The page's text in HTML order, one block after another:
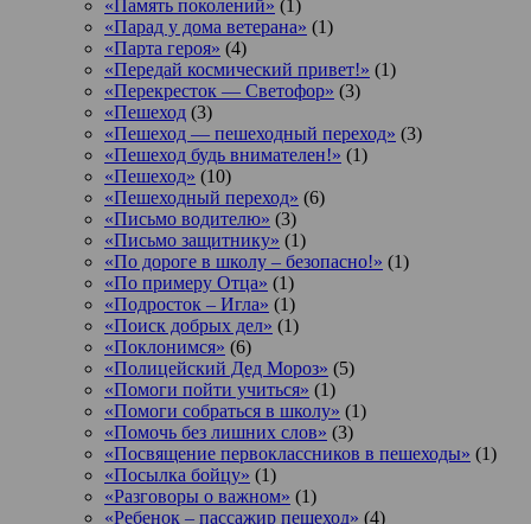
«Память поколений» (1)
«Парад у дома ветерана» (1)
«Парта героя» (4)
«Передай космический привет!» (1)
«Перекресток — Светофор» (3)
«Пешеход (3)
«Пешеход — пешеходный переход» (3)
«Пешеход будь внимателен!» (1)
«Пешеход» (10)
«Пешеходный переход» (6)
«Письмо водителю» (3)
«Письмо защитнику» (1)
«По дороге в школу – безопасно!» (1)
«По примеру Отца» (1)
«Подросток ‒ Игла» (1)
«Поиск добрых дел» (1)
«Поклонимся» (6)
«Полицейский Дед Мороз» (5)
«Помоги пойти учиться» (1)
«Помоги собраться в школу» (1)
«Помочь без лишних слов» (3)
«Посвящение первоклассников в пешеходы» (1)
«Посылка бойцу» (1)
«Разговоры о важном» (1)
«Ребенок – пассажир пешеход» (4)